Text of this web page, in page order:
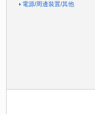
電源/周邊裝置/其他